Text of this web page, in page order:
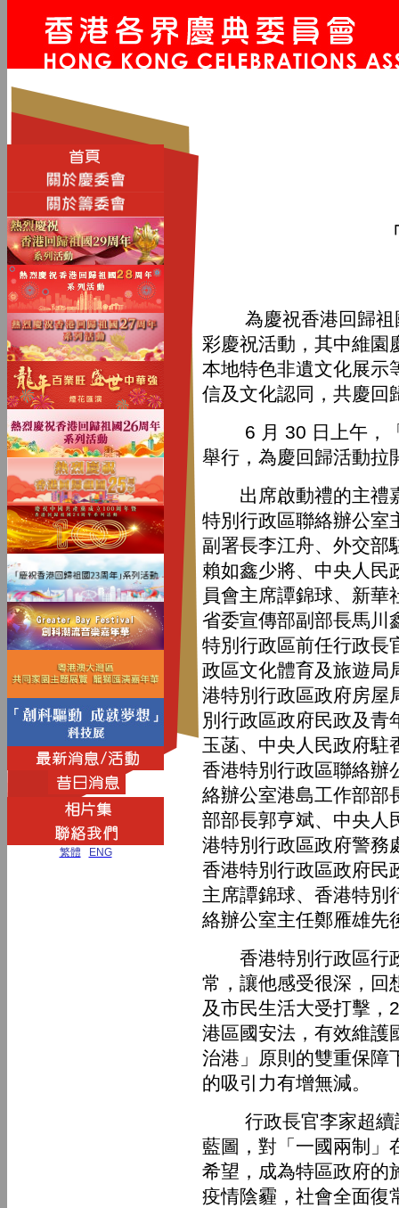
繁體 ENG
為慶祝香港回歸祖國
彩慶祝活動，其中維園
本地特色非遺文化展示
信及文化認同，共慶回
6 月 30 日上午，「
舉行，為慶回歸活動拉
出席啟動禮的主禮嘉
特別行政區聯絡辦公室
副署長李江舟、外交部
賴如鑫少將、中央人民
員會主席譚錦球、新
省委宣傳部副部長馬川
特別行政區前任行政長
政區文化體育及旅遊局
港特別行政區政府房屋
別行政區政府民政及青
玉菡、中央人民政府駐
香港特別行政區聯絡辦
絡辦公室港島工作部部
部部長郭亨斌、中央人
港特別行政區政府警務
香港特別行政區政府民
主席譚錦球、香港特別
絡辦公室主任鄭雁雄先
香港特別行政區行政
常，讓他感受很深，回
及市民生活大受打擊
港區國安法，有效維護
治港」原則的雙重保障
的吸引力有增無減。
行政長官李家超續說
藍圖，對「一國兩制」
希望，成為特區政府的
疫情陰霾，社會全面復